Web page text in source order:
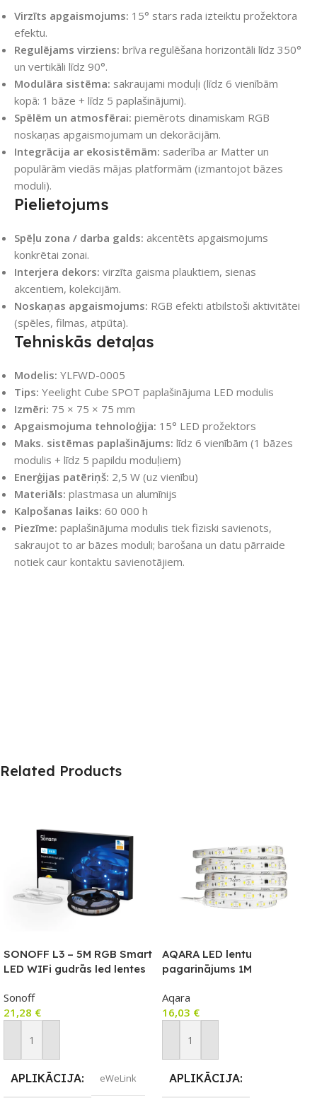
Virzīts apgaismojums: 15° stars rada izteiktu prožektora
efektu.
Regulējams virziens: brīva regulēšana horizontāli līdz 350°
un vertikāli līdz 90°.
Modulāra sistēma: sakraujami moduļi (līdz 6 vienībām
kopā: 1 bāze + līdz 5 paplašinājumi).
Spēlēm un atmosfērai: piemērots dinamiskam RGB
noskaņas apgaismojumam un dekorācijām.
Integrācija ar ekosistēmām: saderība ar Matter un
populārām viedās mājas platformām (izmantojot bāzes
moduli).
Pielietojums
Spēļu zona / darba galds: akcentēts apgaismojums
konkrētai zonai.
Interjera dekors: virzīta gaisma plauktiem, sienas
akcentiem, kolekcijām.
Noskaņas apgaismojums: RGB efekti atbilstoši aktivitātei
(spēles, filmas, atpūta).
Tehniskās detaļas
Modelis: YLFWD-0005
Tips: Yeelight Cube SPOT paplašinājuma LED modulis
Izmēri: 75 × 75 × 75 mm
Apgaismojuma tehnoloģija: 15° LED prožektors
Maks. sistēmas paplašinājums: līdz 6 vienībām (1 bāzes
modulis + līdz 5 papildu moduļiem)
Enerģijas patēriņš: 2,5 W (uz vienību)
Materiāls: plastmasa un alumīnijs
Kalpošanas laiks: 60 000 h
Piezīme: paplašinājuma modulis tiek fiziski savienots,
sakraujot to ar bāzes moduli; barošana un datu pārraide
notiek caur kontaktu savienotājiem.
Related Products
SONOFF L3 – 5M RGB Smart
LED WIFi gudrās led lentes
Sonoff
21,28 €
Pievienot Grozam
APLIKĀCIJA eWeLink
AQARA LED lentu
pagarinājums 1M
Aqara
16,03 €
Pievienot Grozam
APLIKĀCIJA